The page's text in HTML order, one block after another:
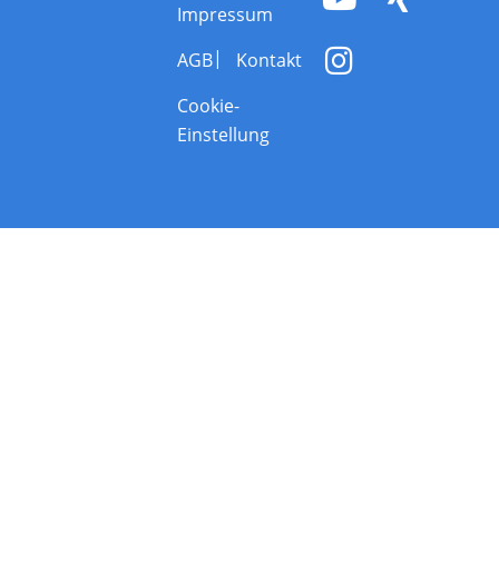
Impressum
AGB
Kontakt
Cookie-
Einstellung